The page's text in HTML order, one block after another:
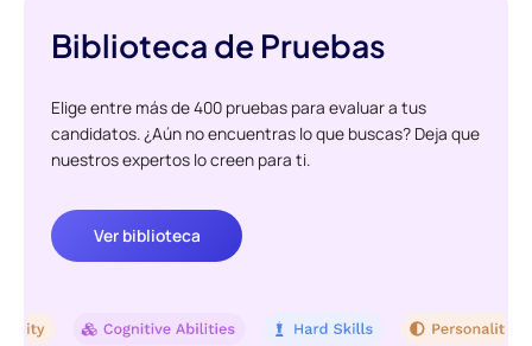
Biblioteca de Pruebas
Elige entre más de 400 pruebas para evaluar a tus
candidatos. ¿Aún no encuentras lo que buscas? Deja que
nuestros expertos lo creen para ti.
Ver biblioteca